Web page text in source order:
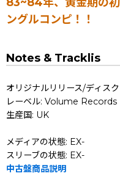
ングルコンピ！！
Notes & Tracklis
オリジナルリリース/ディス
レーベル: Volume Records
生産国: UK
メディアの状態: EX-
スリーブの状態: EX-
中古盤商品説明